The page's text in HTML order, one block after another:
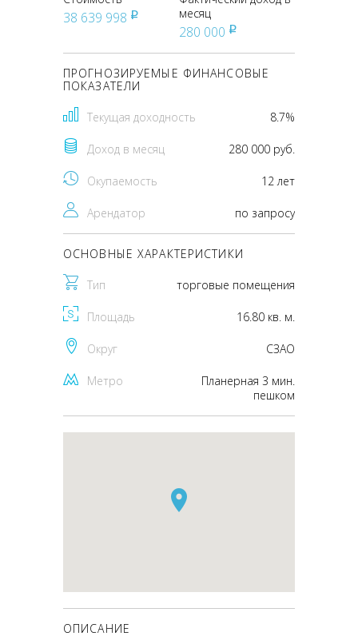
38 639 998 pуб
месяц
280 000 pуб
ПРОГНОЗИРУЕМЫЕ ФИНАНСОВЫЕ
ПОКАЗАТЕЛИ
Текущая доходность 8.7%
Доход в месяц 280 000 руб.
Окупаемость 12 лет
Арендатор по запросу
ОСНОВНЫЕ ХАРАКТЕРИСТИКИ
Тип торговые помещения
Площадь 16.80 кв. м.
Округ CЗАО
Метро
Планерная 3 мин.
пешком
ОПИСАНИЕ